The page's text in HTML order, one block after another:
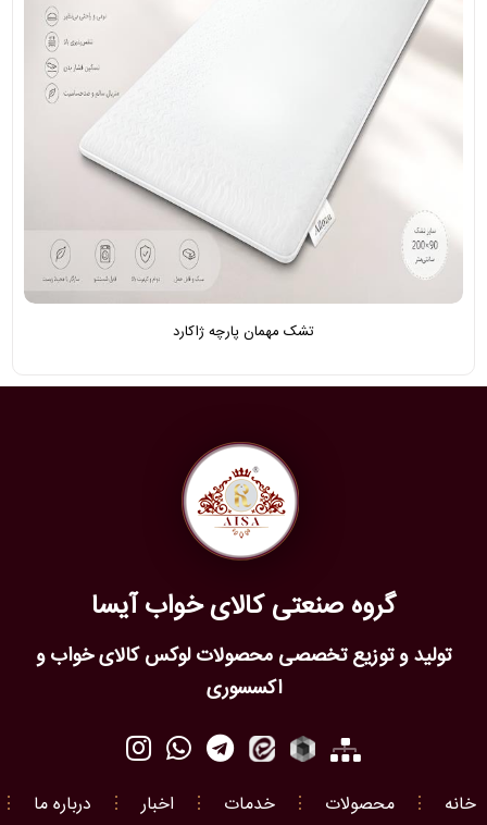
تشک مهمان پارچه ژاکارد
گروه صنعتی کالای خواب آیسا
تولید و توزیع تخصصی محصولات لوکس کالای خواب و
اکسسوری
خانه ⋮ محصولات ⋮ خدمات ⋮ اخبار ⋮ درباره ما
⋮